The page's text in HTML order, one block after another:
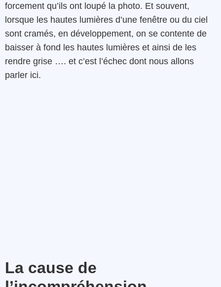
forcement qu’ils ont loupé la photo. Et souvent,
lorsque les hautes lumières d’une fenêtre ou du ciel
sont cramés, en développement, on se contente de
baisser à fond les hautes lumières et ainsi de les
rendre grise …. et c’est l’échec dont nous allons
parler ici.
La cause de